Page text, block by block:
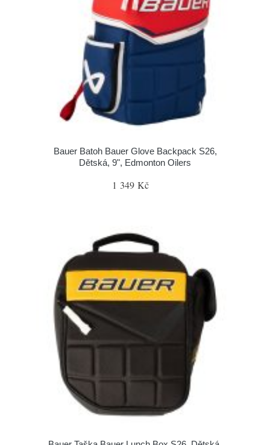
Bauer Batoh Bauer Glove Backpack S26,
Dětská, 9", Edmonton Oilers
1 349 Kč